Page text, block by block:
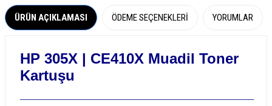
ÜRÜN AÇIKLAMASI ÖDEME SEÇENEKLERI YORUMLAR
HP 305X | CE410X Muadil Toner
Kartuşu